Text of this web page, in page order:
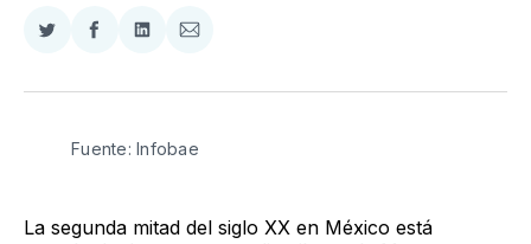
Compartir
Twitter
Compartir
Facebook
Compartir
LinkedIn
Compartir
Email
Fuente: Infobae
La segunda mitad del siglo XX en México está